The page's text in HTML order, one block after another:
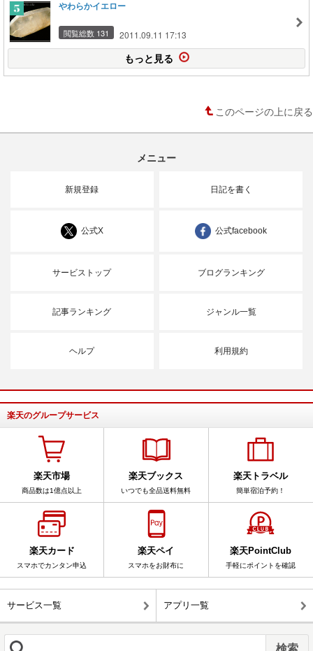
やわらかイエロー
閲覧総数 131 2011.09.11 17:13
もっと見る
このページの上に戻る
メニュー
新規登録 日記を書く
公式X 公式facebook
サービストップ ブログランキング
記事ランキング ジャンル一覧
ヘルプ 利用規約
楽天のグループサービス
楽天市場
商品数は1億点以上
楽天ブックス
いつでも全品送料無料
楽天トラベル
簡単宿泊予約！
楽天カード
スマホでカンタン申込
楽天ペイ
スマホをお財布に
楽天PointClub
手軽にポイントを確認
サービス一覧 アプリ一覧